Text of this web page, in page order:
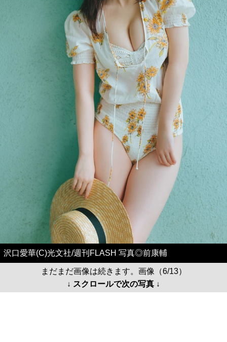
沢口愛華(C)光文社/週刊FLASH 写真◎前康輔
まだまだ画像は続きます。画像（6/13）
↓ スクロールで次の写真 ↓